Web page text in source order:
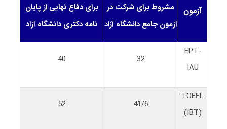
آزمون
مشروط برای شرکت در
آزمون جامع دانشگاه آزاد
برای دفاع نهایی از پایان
نامه دکتری دانشگاه آزاد
EPT-
IAU
32
40
TOEFL
(IBT)
41/6
52